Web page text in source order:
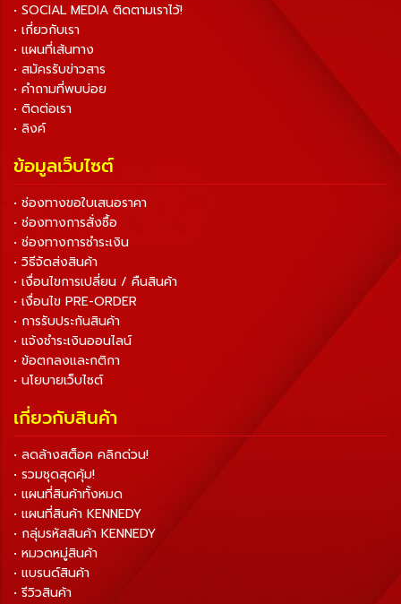
• SOCIAL MEDIA ติดตามเราไว้!
• เกี่ยวกับเรา
• แผนที่เส้นทาง
• สมัครรับข่าวสาร
• คำถามที่พบบ่อย
• ติดต่อเรา
• ลิงค์
ข้อมูลเว็บไซต์
• ช่องทางขอใบเสนอราคา
• ช่องทางการสั่งซื้อ
• ช่องทางการชำระเงิน
• วิธีจัดส่งสินค้า
• เงื่อนไขการเปลี่ยน / คืนสินค้า
• เงื่อนไข PRE-ORDER
• การรับประกันสินค้า
• แจ้งชำระเงินออนไลน์
• ข้อตกลงและกติกา
• นโยบายเว็บไซต์
เกี่ยวกับสินค้า
• ลดล้างสต็อค คลิกด่วน!
• รวมชุดสุดคุ้ม!
• แผนที่สินค้าทั้งหมด
• แผนที่สินค้า KENNEDY
• กลุ่มรหัสสินค้า KENNEDY
• หมวดหมู่สินค้า
• แบรนด์สินค้า
• รีวิวสินค้า